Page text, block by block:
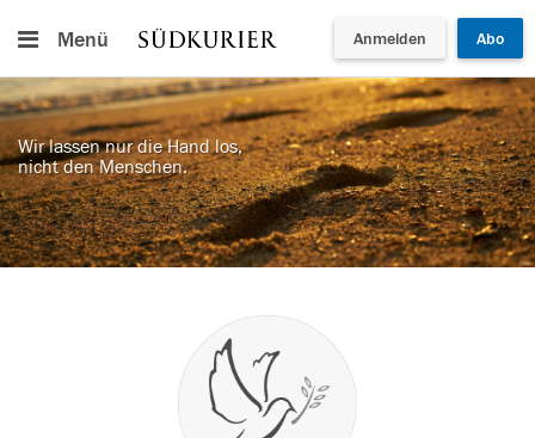
Menü Anmelden Abo
Wir lassen nur die Hand los,
nicht den Menschen.